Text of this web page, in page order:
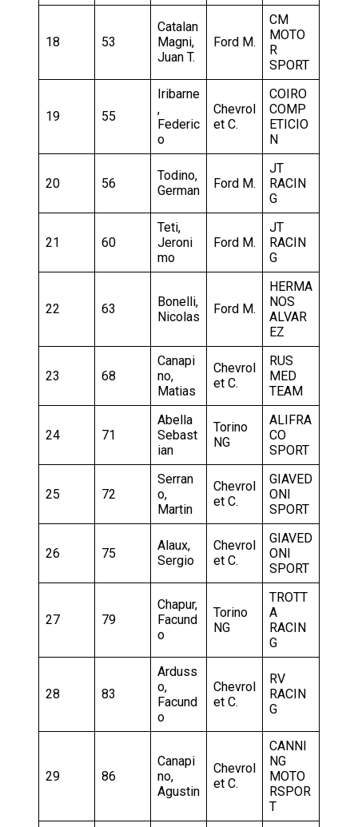
18 53
Catalan
Magni,
Juan T.
Ford M.
CM
MOTO
R
SPORT
19 55
Iribarne
,
Federic
o
Chevrol
et C.
COIRO
COMP
ETICIO
N
20 56
Todino,
German
Ford M.
JT
RACIN
G
21 60
Teti,
Jeroni
mo
Ford M.
JT
RACIN
G
22 63
Bonelli,
Nicolas
Ford M.
HERMA
NOS
ALVAR
EZ
23 68
Canapi
no,
Matias
Chevrol
et C.
RUS
MED
TEAM
24 71
Abella
Sebast
ian
Torino
NG
ALIFRA
CO
SPORT
25 72
Serran
o,
Martin
Chevrol
et C.
GIAVED
ONI
SPORT
26 75
Alaux,
Sergio
Chevrol
et C.
GIAVED
ONI
SPORT
27 79
Chapur,
Facund
o
Torino
NG
TROTT
A
RACIN
G
28 83
Arduss
o,
Facund
o
Chevrol
et C.
RV
RACIN
G
29 86
Canapi
no,
Agustin
Chevrol
et C.
CANNI
NG
MOTO
RSPOR
T